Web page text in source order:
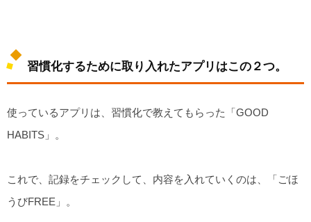
習慣化するために取り入れたアプリはこの２つ。
使っているアプリは、習慣化で教えてもらった「GOOD
HABITS」。
これで、記録をチェックして、内容を入れていくのは、「ごほ
うびFREE」。